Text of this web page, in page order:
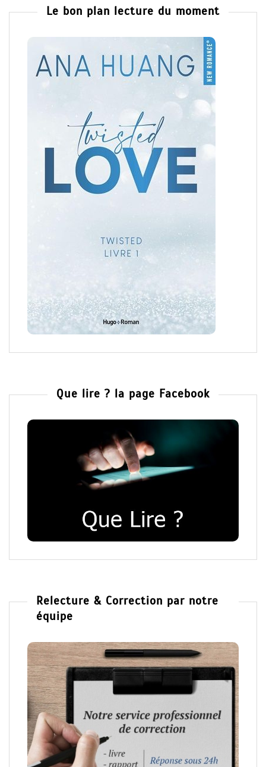
Le bon plan lecture du moment
Que lire ? la page Facebook
Relecture & Correction par notre
équipe